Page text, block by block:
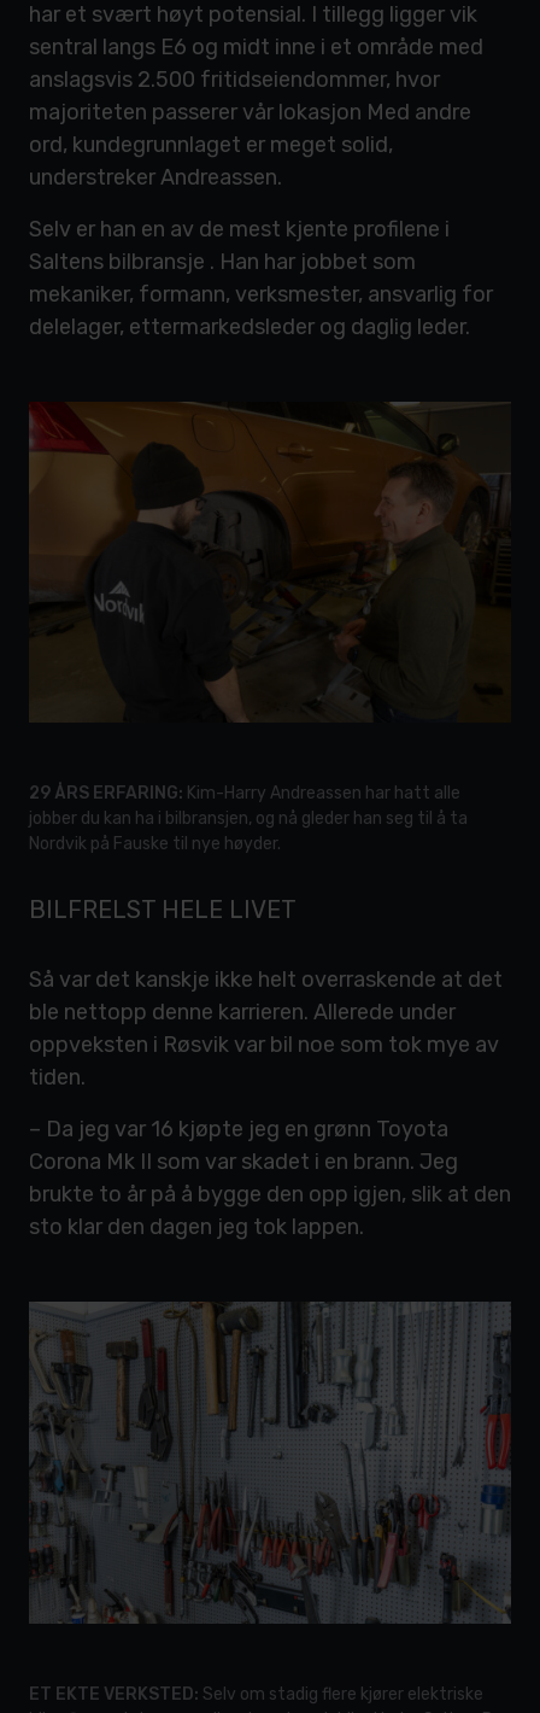
har et svært høyt potensial. I tillegg ligger vik
sentral langs E6 og midt inne i et område med
anslagsvis 2.500 fritidseiendommer, hvor
majoriteten passerer vår lokasjon Med andre
ord, kundegrunnlaget er meget solid,
understreker Andreassen.
Selv er han en av de mest kjente profilene i
Saltens bilbransje . Han har jobbet som
mekaniker, formann, verksmester, ansvarlig for
delelager, ettermarkedsleder og daglig leder.
29 ÅRS ERFARING: Kim-Harry Andreassen har hatt alle
jobber du kan ha i bilbransjen, og nå gleder han seg til å ta
Nordvik på Fauske til nye høyder.
BILFRELST HELE LIVET
Så var det kanskje ikke helt overraskende at det
ble nettopp denne karrieren. Allerede under
oppveksten i Røsvik var bil noe som tok mye av
tiden.
– Da jeg var 16 kjøpte jeg en grønn Toyota
Corona Mk II som var skadet i en brann. Jeg
brukte to år på å bygge den opp igjen, slik at den
sto klar den dagen jeg tok lappen.
ET EKTE VERKSTED: Selv om stadig flere kjører elektriske